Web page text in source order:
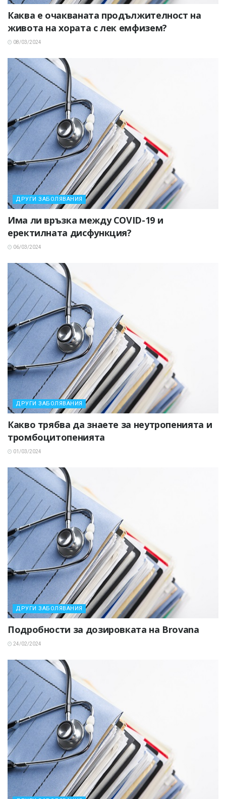
Каква е очакваната продължителност на
живота на хората с лек емфизем?
08/03/2024
ДРУГИ ЗАБОЛЯВАНИЯ
Има ли връзка между COVID-19 и
еректилната дисфункция?
06/03/2024
ДРУГИ ЗАБОЛЯВАНИЯ
Какво трябва да знаете за неутропенията и
тромбоцитопенията
01/03/2024
ДРУГИ ЗАБОЛЯВАНИЯ
Подробности за дозировката на Brovana
24/02/2024